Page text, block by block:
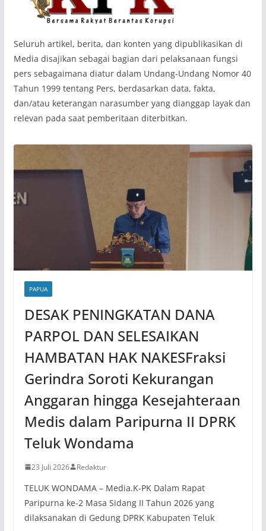
‎Seluruh artikel, berita, dan konten yang dipublikasikan di
Media disajikan sebagai bagian dari pelaksanaan fungsi
pers sebagaimana diatur dalam Undang-Undang Nomor 40
Tahun 1999 tentang Pers, berdasarkan data, fakta,
dan/atau keterangan narasumber yang dianggap layak dan
relevan pada saat pemberitaan diterbitkan.
PAPUA
DESAK PENINGKATAN DANA
PARPOL DAN SELESAIKAN
HAMBATAN HAK NAKESFraksi
Gerindra Soroti Kekurangan
Anggaran hingga Kesejahteraan
Medis dalam Paripurna II DPRK
Teluk Wondama
23 Juli 2026 Redaktur
TELUK WONDAMA – Media.K-PK Dalam Rapat
Paripurna ke-2 Masa Sidang II Tahun 2026 yang
dilaksanakan di Gedung DPRK Kabupaten Teluk